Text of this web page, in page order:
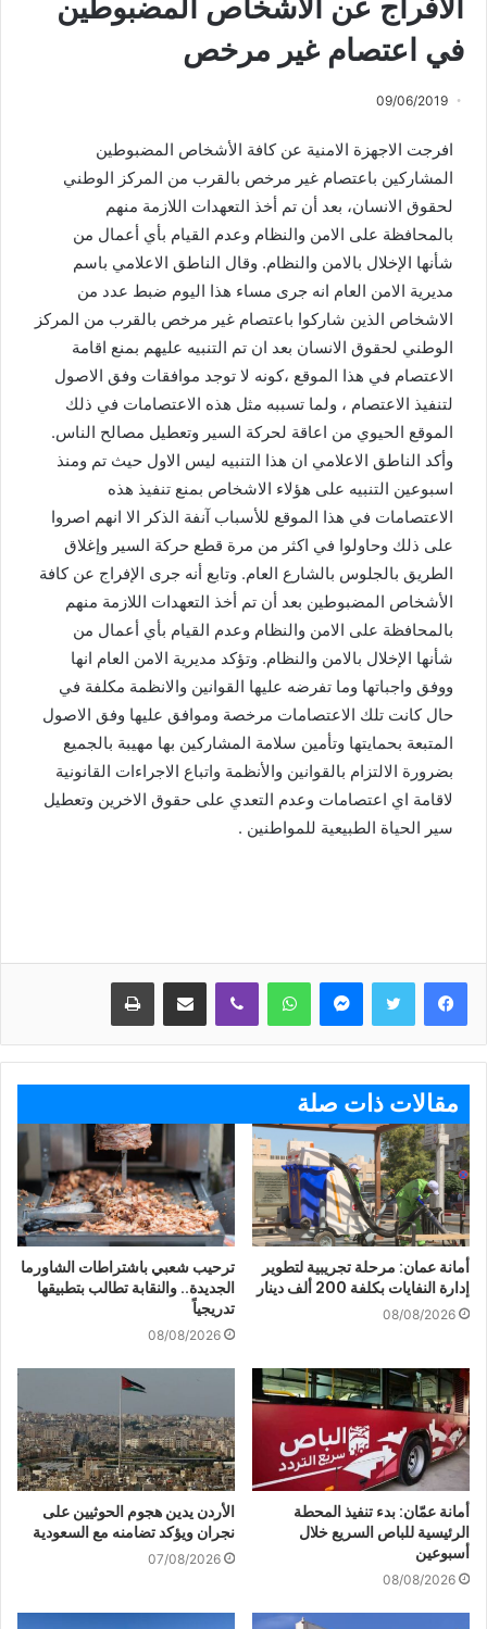
الافراج عن الاشخاص المضبوطين
في اعتصام غير مرخص
09/06/2019
افرجت الاجهزة الامنية عن كافة الأشخاص المضبوطين
المشاركين باعتصام غير مرخص بالقرب من المركز الوطني
لحقوق الانسان، بعد أن تم أخذ التعهدات اللازمة منهم
بالمحافظة على الامن والنظام وعدم القيام بأي أعمال من
شأنها الإخلال بالامن والنظام. وقال الناطق الاعلامي باسم
مديرية الامن العام انه جرى مساء هذا اليوم ضبط عدد من
الاشخاص الذين شاركوا باعتصام غير مرخص بالقرب من المركز
الوطني لحقوق الانسان بعد ان تم التنبيه عليهم بمنع اقامة
الاعتصام في هذا الموقع ،كونه لا توجد موافقات وفق الاصول
لتنفيذ الاعتصام ، ولما تسببه مثل هذه الاعتصامات في ذلك
الموقع الحيوي من اعاقة لحركة السير وتعطيل مصالح الناس.
وأكد الناطق الاعلامي ان هذا التنبيه ليس الاول حيث تم ومنذ
اسبوعين التنبيه على هؤلاء الاشخاص بمنع تنفيذ هذه
الاعتصامات في هذا الموقع للأسباب آنفة الذكر الا انهم اصروا
على ذلك وحاولوا في اكثر من مرة قطع حركة السير وإغلاق
الطريق بالجلوس بالشارع العام. وتابع أنه جرى الإفراج عن كافة
الأشخاص المضبوطين بعد أن تم أخذ التعهدات اللازمة منهم
بالمحافظة على الامن والنظام وعدم القيام بأي أعمال من
شأنها الإخلال بالامن والنظام. وتؤكد مديرية الامن العام انها
ووفق واجباتها وما تفرضه عليها القوانين والانظمة مكلفة في
حال كانت تلك الاعتصامات مرخصة وموافق عليها وفق الاصول
المتبعة بحمايتها وتأمين سلامة المشاركين بها مهيبة بالجميع
بضرورة الالتزام بالقوانين والأنظمة واتباع الاجراءات القانونية
لاقامة اي اعتصامات وعدم التعدي على حقوق الاخرين وتعطيل
سير الحياة الطبيعية للمواطنين .
ماسنجر واتساب ڤايبر مشاركة عبر البريد طباعة
مقالات ذات صلة
أمانة عمان: مرحلة تجريبية لتطوير
إدارة النفايات بكلفة 200 ألف دينار
08/08/2026
ترحيب شعبي باشتراطات الشاورما
الجديدة.. والنقابة تطالب بتطبيقها
تدريجياً
08/08/2026
أمانة عمّان: بدء تنفيذ المحطة
الرئيسية للباص السريع خلال
أسبوعين
08/08/2026
الأردن يدين هجوم الحوثيين على
نجران ويؤكد تضامنه مع السعودية
07/08/2026